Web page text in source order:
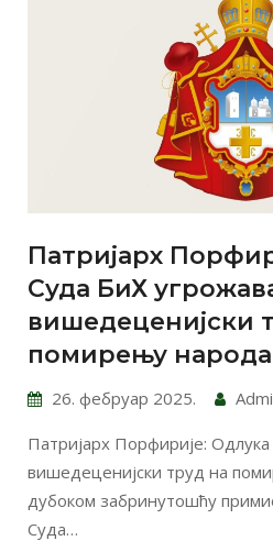
Патријарх
Суда БиХ
вишедеценијски
помирењу народа
26. фебруар 2025.
Патријарх Порфирије:
вишедеценијски труд на
дубоком забринутошћу
Суда…